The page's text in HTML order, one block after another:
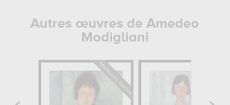
Autres œuvres de Amedeo
Modigliani